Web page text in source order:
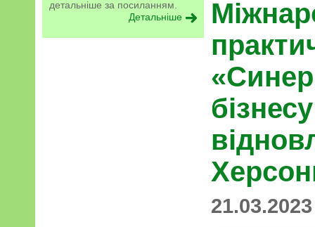
детальніше за посиланням.
Детальніше